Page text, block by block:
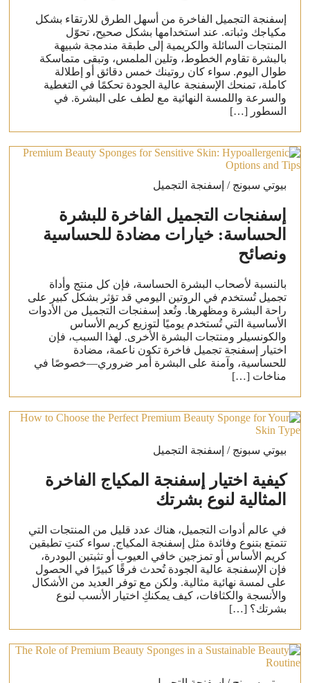
إسفنجة التجميل الفاخرة من أسهل الطرق للارتقاء بشكل
مكياجك وثباته. عند استخدامها بشكل صحيح، تحوّل
المنتجات السائلة والكريمية إلى طبقة مندمجة شبيهة
بالبشرة تقاوم الخطوط، وتلين الملمس، وتبقى متماسكة
طوال اليوم. سواء كان روتينك خمس دقائق أو إطلالة
كاملة، تمنحك الإسفنجة عالية الجودة تحكمًا في التغطية
والسرعة واللمسة النهائية مع لطف على البشرة. في
السطور […]
بيوتي سبونج / إسفنجة التجميل
إسفنجات التجميل الفاخرة للبشرة
الحساسة: خيارات مضادة للحساسية
ونصائح
بالنسبة لأصحاب البشرة الحساسة، فإن كل منتج وأداة
تجميل تُستخدم في الروتين اليومي قد تؤثر بشكل كبير على
راحة البشرة ومظهرها. وتُعد إسفنجات التجميل من الأدوات
الأساسية التي تُستخدم يوميًا لتوزيع كريم الأساس
والكونسيلر ومنتجات البشرة الأخرى. لهذا السبب، فإن
اختيار إسفنجة تجميل فاخرة تكون ناعمة، مضادة
للحساسية، وآمنة على البشرة أمر ضروري—خصوصًا في
مناخات […]
بيوتي سبونج / إسفنجة التجميل
كيفية اختيار إسفنجة المكياج الفاخرة
المثالية لنوع بشرتك
في عالم أدوات التجميل، هناك عدد قليل من المنتجات التي
تتمتع بتنوع وفائدة مثل إسفنجة المكياج. سواء كنتِ تطبقين
كريم الأساس أو تمزجين خافي العيوب أو تثبتين البودرة،
فإن الإسفنجة عالية الجودة تُحدث فرقًا كبيرًا في الحصول
على لمسة نهائية مثالية. ولكن مع توفر العديد من الأشكال
والأنسجة والكثافات، كيف يمكنكِ اختيار الأنسب لنوع
بشرتك؟ […]